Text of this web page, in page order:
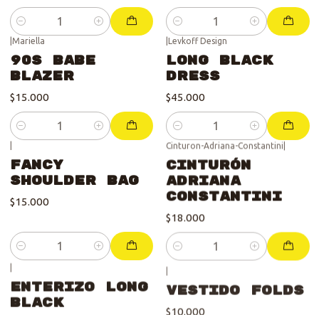
Cantidad Cantidad
Mariella
90s Babe
Blazer
$15.000
Cantidad
Levkoff Design
Long Black
Dress
$45.000
Cantidad
Fancy
Shoulder Bag
$15.000
Cantidad
Cinturon-Adriana-Constantini
Cinturón
Adriana
Constantini
$18.000
Cantidad
|
Enterizo Long
Black
|
Vestido Folds
$10.000